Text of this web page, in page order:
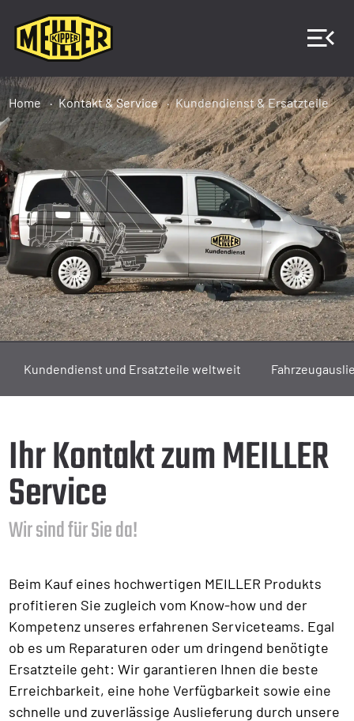
Home Kontakt & Service Kundendienst & Ersatzteile
Kundendienst und Ersatzteile weltweit
Ihr Kontakt zum MEILLER
Service
Wir sind für Sie da!
Beim Kauf eines hochwertigen MEILLER Produkts
profitieren Sie zugleich vom Know-how und der
Kompetenz unseres erfahrenen Serviceteams. Egal
ob es um Reparaturen oder um dringend benötigte
Ersatzteile geht: Wir garantieren Ihnen die beste
Erreichbarkeit, eine hohe Verfügbarkeit sowie eine
schnelle und zuverlässige Auslieferung durch unsere